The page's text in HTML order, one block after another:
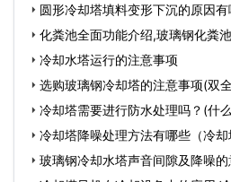
圆形冷却塔填料变形下沉的原因
换视频…
化粪池全面功能介绍,玻璃钢化粪
冷却水塔运行的注意事项
选购玻璃钢冷却塔的注意事项(双
… 冷却塔需要进行防水处理吗？(什
冷却塔降噪处理方法有哪些（冷
些）,冷却塔噪声…
玻璃钢冷却水塔声音间隙及降噪